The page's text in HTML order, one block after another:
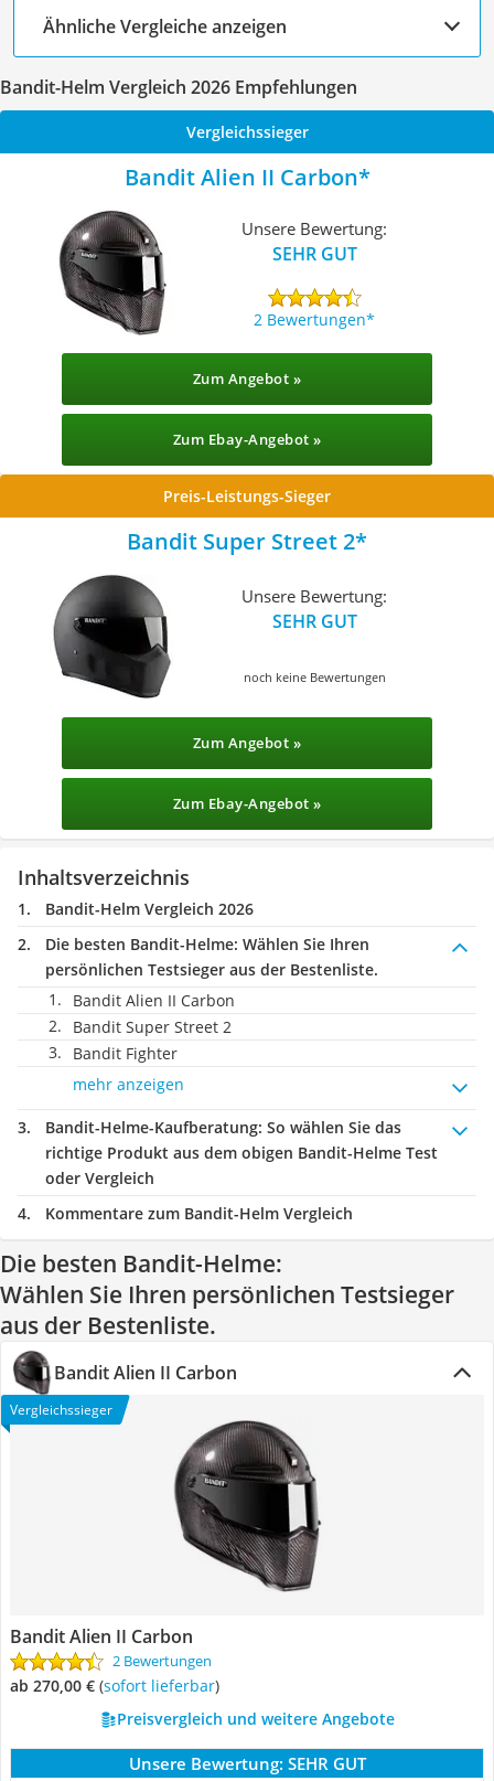
Ähnliche Vergleiche anzeigen
Bandit-Helm Vergleich 2026 Empfehlungen
Vergleichssieger
Bandit Alien II Carbon
Unsere Bewertung:
SEHR GUT
2 Bewertungen
Zum Angebot »
Zum Ebay-Angebot »
Preis-Leistungs-Sieger
Bandit Super Street 2
Unsere Bewertung:
SEHR GUT
noch keine Bewertungen
Zum Angebot »
Zum Ebay-Angebot »
Inhaltsverzeichnis
Bandit-Helm Vergleich 2026
Die besten Bandit-Helme: Wählen Sie Ihren
persönlichen Testsieger aus der Bestenliste.
Bandit Alien II Carbon
Bandit Super Street 2
Bandit Fighter
mehr anzeigen
Bandit-Helme-Kaufberatung: So wählen Sie das
richtige Produkt aus dem obigen Bandit-Helme Test
oder Vergleich
Kommentare zum Bandit-Helm Vergleich
Die besten Bandit-Helme:
Wählen Sie Ihren persönlichen Testsieger
aus der Bestenliste.
Bandit Alien II Carbon
Vergleichssieger
Bandit Alien II Carbon
2 Bewertungen
ab 270,00 € ( Sofort lieferbar)
Preisvergleich und weitere Angebote
Unsere Bewertung: SEHR GUT